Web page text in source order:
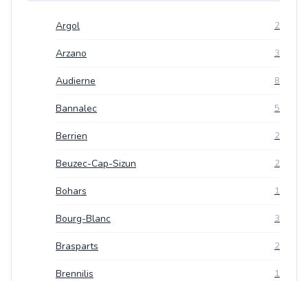
Argol 2
Arzano 3
Audierne 8
Bannalec 5
Berrien 2
Beuzec-Cap-Sizun 2
Bohars 1
Bourg-Blanc 3
Brasparts 2
Brennilis 1